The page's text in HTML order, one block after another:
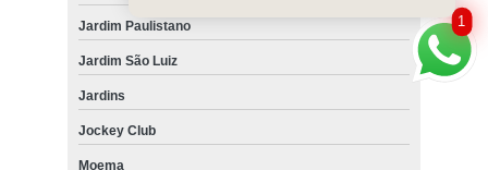
Jardim Paulistano
Jardim São Luiz
Jardins
Jockey Club
Moema
1